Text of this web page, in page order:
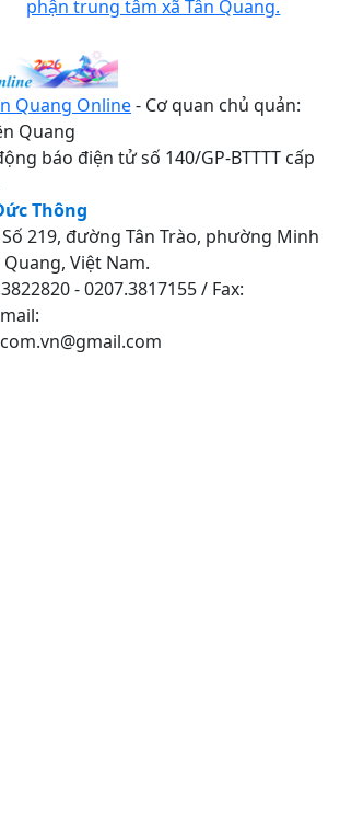
phận trung tâm xã Tân Quang.
Quang Online- Cơ quan chủ quản:
Quang
báo điện tử số 140/GP-BTTTT cấp
Thông
219, đường Tân Trào, phường Minh
Việt Nam.
- 0207.3817155 / Fax: